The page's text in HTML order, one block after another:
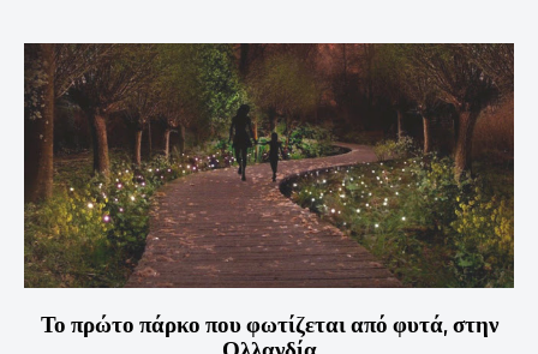
Το πρώτο πάρκο που φωτίζεται από φυτά, στην